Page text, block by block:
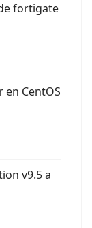
fortigate
en CentOS
v9.5 a